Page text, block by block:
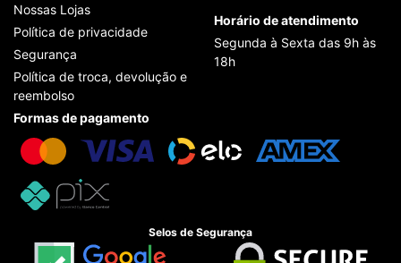
Nossas Lojas
Política de privacidade
Segurança
Política de troca, devolução e
reembolso
Horário de atendimento
Segunda à Sexta das 9h às
18h
Formas de pagamento
Selos de Segurança